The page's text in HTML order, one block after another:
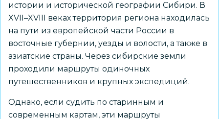
истории и исторической географии Сибири. В
XVII–XVIII веках территория региона находилась
на пути из европейской части России в
восточные губернии, уезды и волости, а также в
азиатские страны. Через сибирские земли
проходили маршруты одиночных
путешественников и крупных экспедиций.
Однако, если судить по старинным и
современным картам, эти маршруты